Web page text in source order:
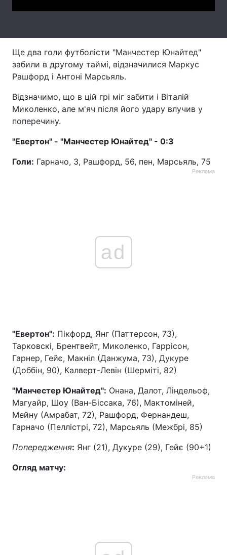
Послуги
Тема оформлення
Ще два голи футболісти "Манчестер Юнайтед"
забили в другому таймі, відзначилися Маркус
Рашфорд і Антоні Марсьяль.
Відзначимо, що в цій грі міг забити і Віталій
Миколенко, але м'яч після його удару влучив у
поперечину.
"Евертон" - "Манчестер Юнайтед" - 0:3
Голи: Гарначо, 3, Рашфорд, 56, пен, Марсьяль, 75
Реклама
ad
"Евертон": Пікфорд, Янг (Паттерсон, 73),
Тарковскі, Брентвейт, Миколенко, Гаррісон,
Гарнер, Гейє, Макніл (Данжума, 73), Дукуре
(Доббін, 90), Калверт-Левін (Шерміті, 82)
"Манчестер Юнайтед": Онана, Далот, Ліндельоф,
Магуайр, Шоу (Ван-Біссака, 76), Мактоміней,
Мейну (Амрабат, 72), Рашфорд, Фернандеш,
Гарначо (Пеллістрі, 72), Марсьяль (Межбрі, 85)
Попередження: Янг (21), Дукуре (29), Гейє (90+1)
Огляд матчу:
Реклама